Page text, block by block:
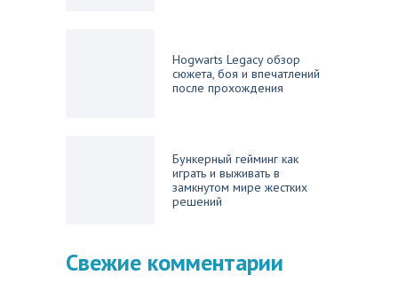
Hogwarts Legacy обзор
сюжета, боя и впечатлений
после прохождения
Бункерный гейминг как
играть и выживать в
замкнутом мире жестких
решений
Свежие комментарии